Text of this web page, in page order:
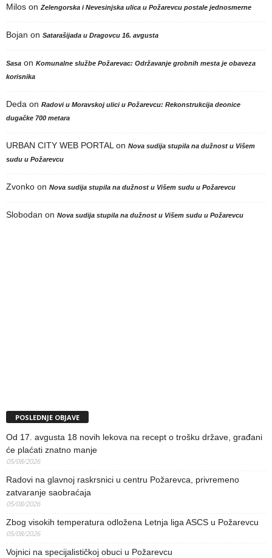
Milos on Zelengorska i Nevesinjska ulica u Požarevcu postale jednosmerne
Bojan on Satarašijada u Dragovcu 16. avgusta
Sasa on Komunalne službe Požarevac: Održavanje grobnih mesta je obaveza
korisnika
Deda on Radovi u Moravskoj ulici u Požarevcu: Rekonstrukcija deonice
dugačke 700 metara
URBAN CITY WEB PORTAL on Nova sudija stupila na dužnost u Višem
sudu u Požarevcu
Zvonko on Nova sudija stupila na dužnost u Višem sudu u Požarevcu
Slobodan on Nova sudija stupila na dužnost u Višem sudu u Požarevcu
POSLEDNJE OBJAVE
Od 17. avgusta 18 novih lekova na recept o trošku države, građani
će plaćati znatno manje
05/08/2026
Radovi na glavnoj raskrsnici u centru Požarevca, privremeno
zatvaranje saobraćaja
05/08/2026
Zbog visokih temperatura odložena Letnja liga ASCS u Požarevcu
05/08/2026
Vojnici na specijalističkoj obuci u Požarevcu